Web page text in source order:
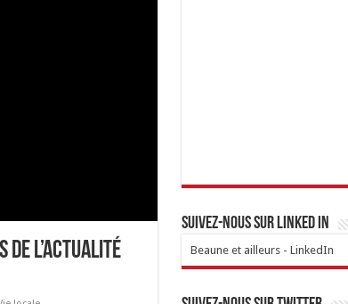
L’ACTUALITÉ
Suivez-nous sur linked IN
Beaune et ailleurs - LinkedIn